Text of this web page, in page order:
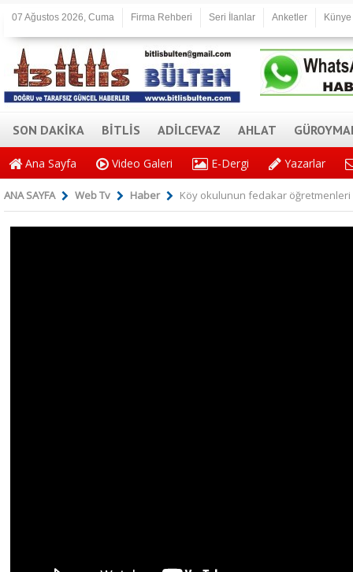
07 Ağustos 2026, Cuma Firma Rehberi Seri İlanlar Anketler Künye
SON DAKİKA BİTLİS ADİLCEVAZ AHLAT
Ana Sayfa Video Galeri E-Dergi Yazarlar
ANA SAYFA Web Tv Haber Köy okulunun fedakar öğretmenleri